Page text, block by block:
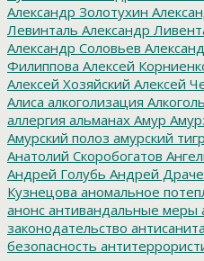
Александр Золотухин
Левинталь Александр
Александр Соловьев
Филиппова Алексей
Алексей Хозяйский Алексей
Алиса алкоголизация Алкоголь
аллергия альманах Амур
Амурский полоз амурский тигр
Анатолий Скоробогатов
Андрей Голубь Андрей
Кузнецова аномальное
анонс антивандальные меры
законодательство
безопасность